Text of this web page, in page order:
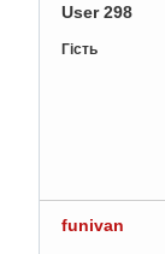
User 298
Гість
funivan